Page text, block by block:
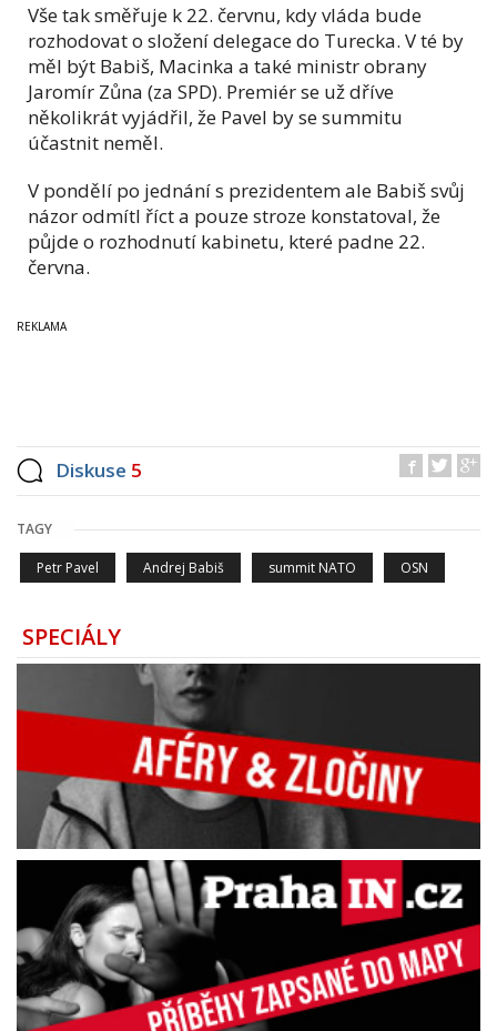
Vše tak směřuje k 22. červnu, kdy vláda bude
rozhodovat o složení delegace do Turecka. V té by
měl být Babiš, Macinka a také ministr obrany
Jaromír Zůna (za SPD). Premiér se už dříve
několikrát vyjádřil, že Pavel by se summitu
účastnit neměl.
V pondělí po jednání s prezidentem ale Babiš svůj
názor odmítl říct a pouze stroze konstatoval, že
půjde o rozhodnutí kabinetu, které padne 22.
června.
Diskuse 5
TAGY
Petr Pavel Andrej Babiš summit NATO OSN
SPECIÁLY